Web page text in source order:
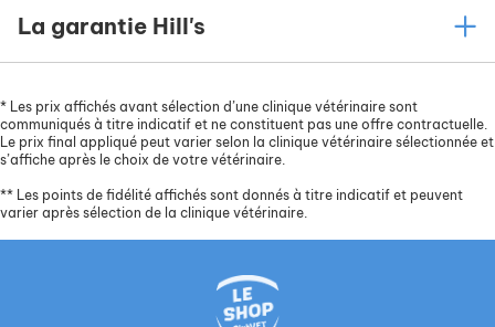
La garantie Hill's
* Les prix affichés avant sélection d’une clinique vétérinaire sont
communiqués à titre indicatif et ne constituent pas une offre contractuelle.
Le prix final appliqué peut varier selon la clinique vétérinaire sélectionnée et
s’affiche après le choix de votre vétérinaire.
** Les points de fidélité affichés sont donnés à titre indicatif et peuvent
varier après sélection de la clinique vétérinaire.